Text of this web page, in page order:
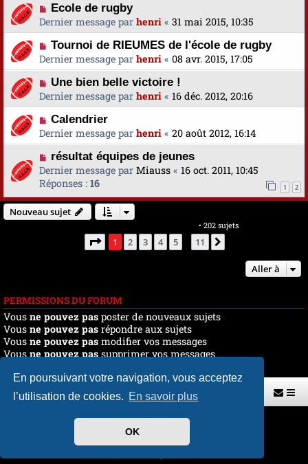
En poursuivant votre navigation, vous acceptez
l’utilisation de cookies. En savoir plus
OK
Ecole de rugby
Dernier message par henri « 31 mai 2015, 10:35
Tournoi de RIEUMES de l'école de rugby
Dernier message par henri « 08 avr. 2015, 17:05
Une bien belle victoire !
Dernier message par henri « 16 déc. 2012, 20:16
Calendrier
Dernier message par henri « 20 août 2012, 16:14
résultat équipes de jeunes
Dernier message par Miauss « 16 oct. 2011, 10:45
Réponses : 16 1 2
Nouveau sujet
• 202 sujets
Page 1sur11
1 2 3 4 5 11
Aller à
PERMISSIONS DU FORUM
Vous ne pouvez pas poster de nouveaux sujets
Vous ne pouvez pas répondre aux sujets
Vous ne pouvez pas modifier vos messages
Vousne pouvez passupprimer vos messages
Retour vers le site U.A.G.R. Index du forum
Développé parphpBB® Forum Software © phpBB Limited
Traduit par
Style parH. DREUILHE avec l'aide de CABOT